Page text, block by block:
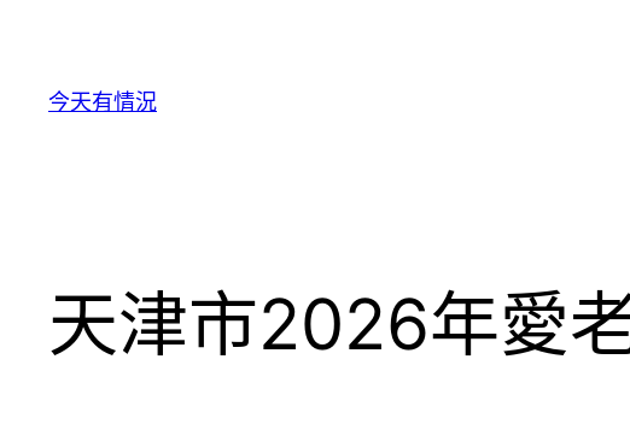
今天有情況
天津市2026年愛